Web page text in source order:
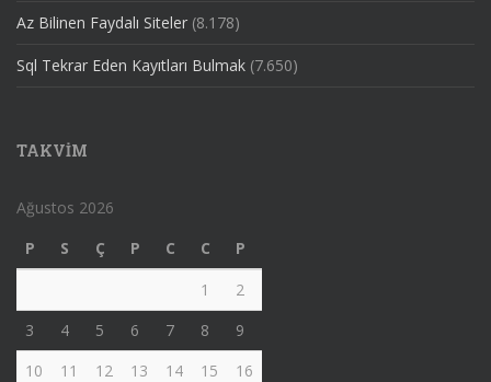
Az Bilinen Faydalı Siteler (8.178)
Sql Tekrar Eden Kayıtları Bulmak (7.650)
TAKVIM
Ağustos 2026
P
S Ç P C C
P
1
2
3
4 5 6 7 8
9
10
11 12 13 14 15
16